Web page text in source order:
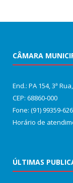
CÂMARA
End.: PA 154, 3ª
CEP: 68860‑000
Fone: (91) 99359-
Horário de
ÚLTIMAS